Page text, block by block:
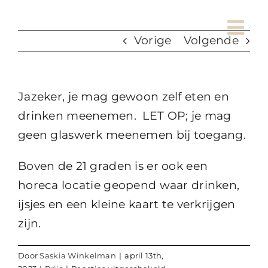
naar
Vorige Volgende
Jazeker, je mag gewoon zelf eten en
drinken meenemen. LET OP; je mag
geen glaswerk meenemen bij toegang.
Boven de 21 graden is er ook een
horeca locatie geopend waar drinken,
ijsjes en een kleine kaart te verkrijgen
zijn.
DoorSaskia Winkelman | april 13th,